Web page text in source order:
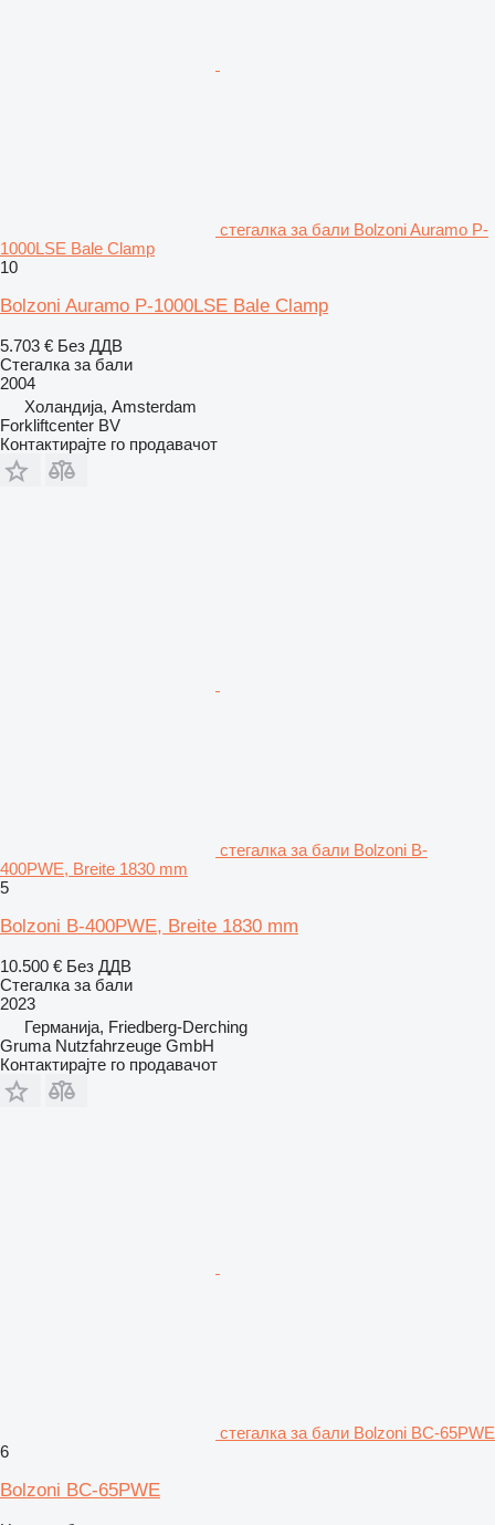
стегалка за бали Bolzoni Auramo P-
1000LSE Bale Clamp
10
Bolzoni Auramo P-1000LSE Bale Clamp
5.703 € Без ДДВ
Стегалка за бали
2004
Холандија, Amsterdam
Forkliftcenter BV
Контактирајте го продавачот
стегалка за бали Bolzoni B-
400PWE, Breite 1830 mm
5
Bolzoni B-400PWE, Breite 1830 mm
10.500 € Без ДДВ
Стегалка за бали
2023
Германија, Friedberg-Derching
Gruma Nutzfahrzeuge GmbH
Контактирајте го продавачот
стегалка за бали Bolzoni BC-65PWE
6
Bolzoni BC-65PWE